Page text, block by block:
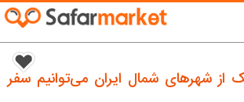
از شهرهای شمال ایران می‌توانیم سفر